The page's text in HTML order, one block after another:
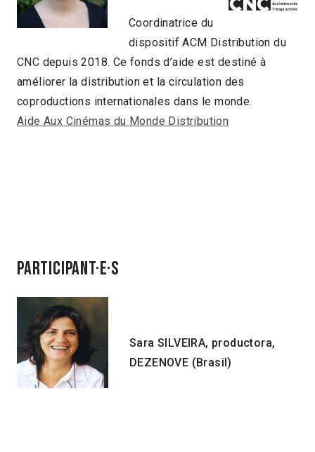
Coordinatrice du
dispositif ACM Distribution du
CNC depuis 2018. Ce fonds d’aide est destiné à
améliorer la distribution et la circulation des
coproductions internationales dans le monde.
Aide Aux Cinémas du Monde Distribution
PARTICIPANT·E·S
Sara SILVEIRA, productora,
DEZENOVE (Brasil)